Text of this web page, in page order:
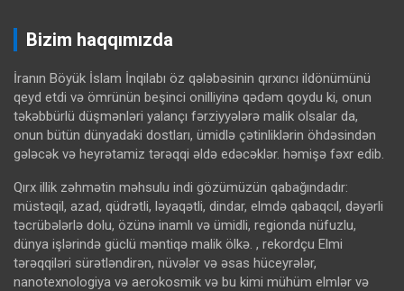
Bizim haqqımızda
İranın Böyük İslam İnqilabı öz qələbəsinin qırxıncı ildönümünü
qeyd etdi və ömrünün beşinci onilliyinə qədəm qoydu ki, onun
təkəbbürlü düşmənləri yalançı fərziyyələrə malik olsalar da,
onun bütün dünyadaki dostları, ümidlə çətinliklərin öhdəsindən
gələcək və heyrətamiz tərəqqi əldə edəcəklər. həmişə fəxr edib.
Qırx illik zəhmətin məhsulu indi gözümüzün qabağındadır:
müstəqil, azad, qüdrətli, ləyaqətli, dindar, elmdə qabaqcıl, dəyərli
təcrübələrlə dolu, özünə inamlı və ümidli, regionda nüfuzlu,
dünya işlərində güclü məntiqə malik ölkə. , rekordçu Elmi
tərəqqiləri sürətləndirən, nüvələr və əsas hüceyrələr,
nanotexnologiya və aerokosmik və bu kimi mühüm elmlər və